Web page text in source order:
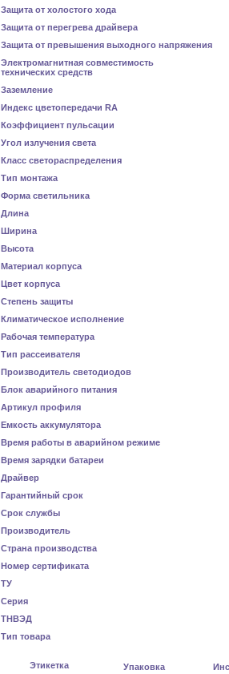
Защита от холостого хода
Защита от перегрева драйвера
Защита от превышения выходного напряжения
Электромагнитная совместимость
технических средств
Заземление
Индекс цветопередачи RA
Коэффициент пульсации
Угол излучения света
Класс светораспределения
Тип монтажа
Форма светильника
Длина
Ширина
Высота
Материал корпуса
Цвет корпуса
Степень защиты
Климатическое исполнение
Рабочая температура
Тип рассеивателя
Производитель светодиодов
Блок аварийного питания
Артикул профиля
Емкость аккумулятора
Время работы в аварийном режиме
Время зарядки батареи
Драйвер
Гарантийный срок
Срок службы
Производитель
Страна производства
Номер сертификата
ТУ
Серия
ТНВЭД
Тип товара
Этикетка Упаковка